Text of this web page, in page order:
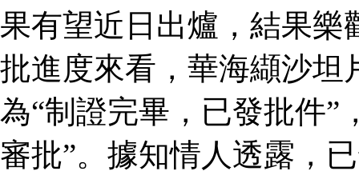
果有望近日出爐，結果樂
批進度來看，華海纈沙坦
為“制證完畢，已發批件”
審批”。據知情人透露，